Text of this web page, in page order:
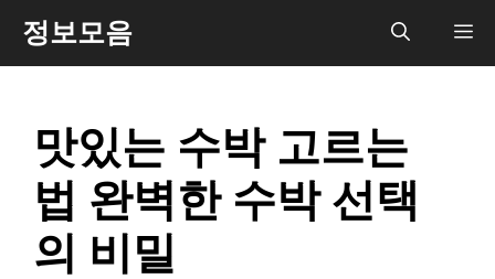
정보모음 메
맛있는 수박 고르는
법 완벽한 수박 선택
의 비밀